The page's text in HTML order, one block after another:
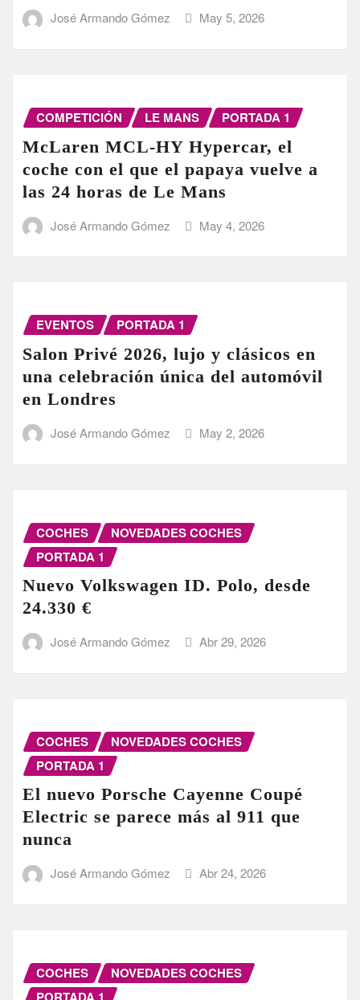
José Armando Gómez May 5, 2026
COMPETICIÓN LE MANS PORTADA 1
McLaren MCL-HY Hypercar, el
coche con el que el papaya vuelve a
las 24 horas de Le Mans
José Armando Gómez May 4, 2026
EVENTOS PORTADA 1
Salon Privé 2026, lujo y clásicos en
una celebración única del automóvil
en Londres
José Armando Gómez May 2, 2026
COCHES
NOVEDADES COCHES
PORTADA 1
Nuevo Volkswagen ID. Polo, desde
24.330 €
José Armando Gómez Abr 29, 2026
COCHES
NOVEDADES COCHES
PORTADA 1
El nuevo Porsche Cayenne Coupé
Electric se parece más al 911 que
nunca
José Armando Gómez Abr 24, 2026
COCHES
NOVEDADES COCHES